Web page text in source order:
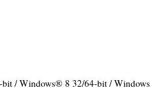
/ Windows® 8 32/64-bit /